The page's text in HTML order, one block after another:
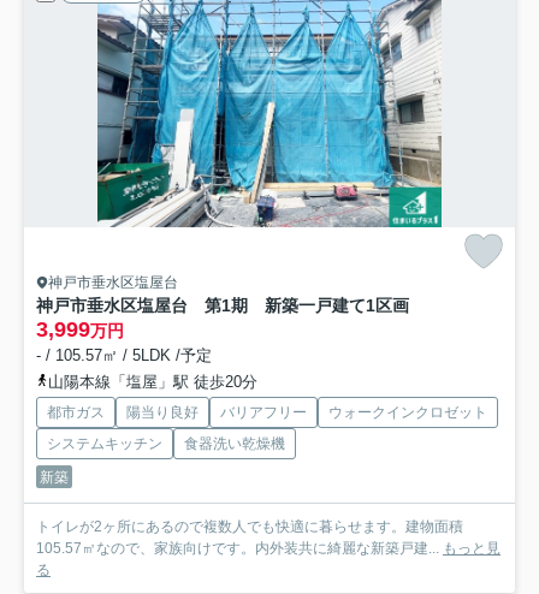
神戸市垂水区塩屋台
神戸市垂水区塩屋台 第1期 新築一戸建て1区画
3,999万円
- / 105.57㎡ / 5LDK /予定
山陽本線「塩屋」駅 徒歩20分
都市ガス 陽当り良好 バリアフリー
ウォークインクロゼット
システムキッチン
食器洗い乾燥機
新築
トイレが2ヶ所にあるので複数人でも快適に暮らせます。建物面積
105.57㎡なので、家族向けです。内外装共に綺麗な新築戸建... もっと見
る